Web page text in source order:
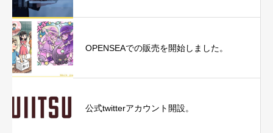
OPENSEAでの販売を開始しました。
公式twitterアカウント開設。